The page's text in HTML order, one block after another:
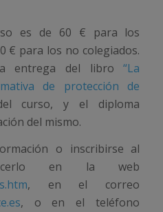
es de 60 € para los
€ para los no colegiados.
entrega del libro“La
de protección de
curso, y el diploma
del mismo.
o inscribirse al
en la web
, en el correo
, o en el teléfono